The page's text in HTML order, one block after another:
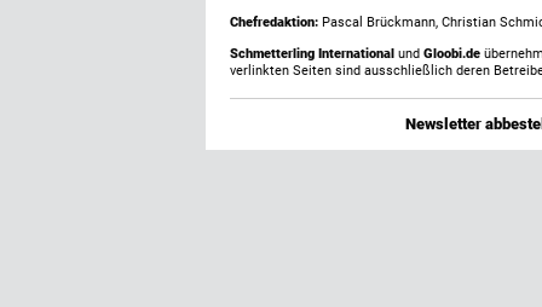
Chefredaktion: Pascal Brückmann, Christian
Schmetterling International und Gloobi.de
verlinkten Seiten sind ausschließlich deren
Newsletter